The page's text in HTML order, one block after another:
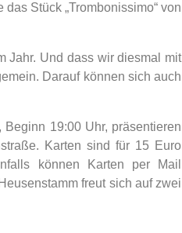
Stück „Trombonissimo“ von
Jahr. Und dass wir diesmal mit
Darauf können sich auch
19:00 Uhr, präsentieren
Karten sind für 15 Euro
können Karten per Mail
freut sich auf zwei